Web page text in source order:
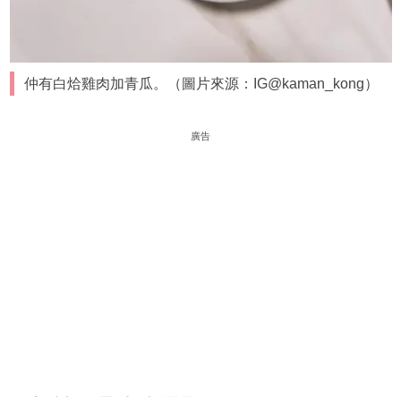
仲有白烚雞肉加青瓜。（圖片來源：IG@kaman_kong）
廣告